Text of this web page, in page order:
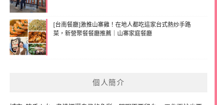
[台南餐廳]激推山寨雞！在地人都吃這家台式熱炒手路
菜，新營聚餐餐廳推薦｜山寨家庭餐廳
個人簡介